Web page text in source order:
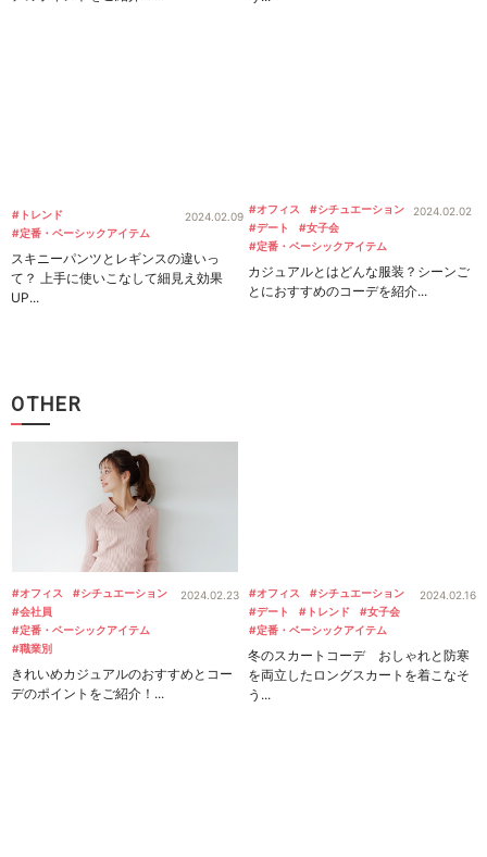
#トレンド
#定番・ベーシックアイテム
2024.02.09
スキニーパンツとレギンスの違いっ
て？ 上手に使いこなして細見え効果
UP...
#オフィス
#シチュエーション
#デート
#女子会
#定番・ベーシックアイテム
2024.02.02
カジュアルとはどんな服装？シーンご
とにおすすめのコーデを紹介...
OTHER
#オフィス
#シチュエーション
#会社員
#定番・ベーシックアイテム
#職業別
2024.02.23
きれいめカジュアルのおすすめとコー
デのポイントをご紹介！...
#オフィス
#シチュエーション
#デート
#トレンド
#女子会
#定番・ベーシックアイテム
2024.02.16
冬のスカートコーデ おしゃれと防寒
を両立したロングスカートを着こなそ
う...